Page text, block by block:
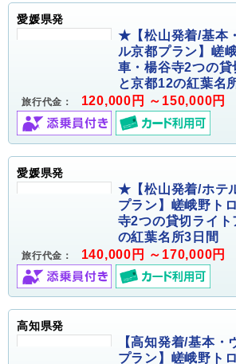
愛媛県発
★【松山発着/基本
ル京都プラン】嵯
車・楊谷寺2つの
と京都12の紅葉名
旅行代金： 120,000円 ～150,000円
愛媛県発
★【松山発着/ホテ
プラン】嵯峨野ト
寺2つの貸切ライ
の紅葉名所3日間
旅行代金： 140,000円 ～170,000円
高知県発
【高知発着/基本・
プラン】嵯峨野ト